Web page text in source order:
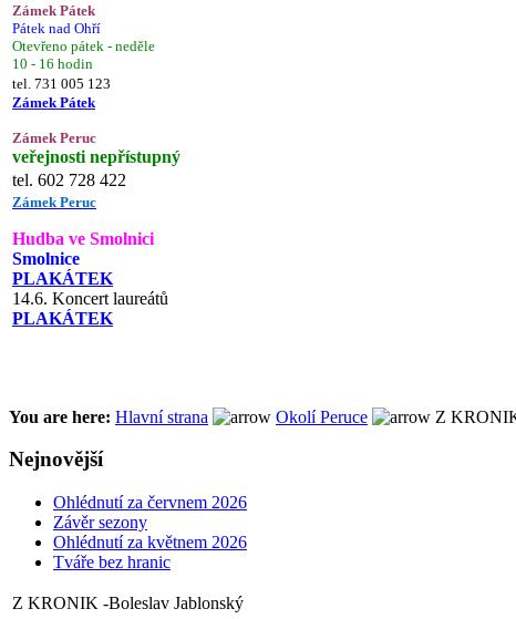
Zámek Pátek
Pátek nad Ohří
Otevřeno pátek - neděle
10 - 16 hodin
tel. 731 005 123
Zámek Pátek
Zámek Peruc
veřejnosti nepřístupný
tel. 602 728 422
Zámek Peruc
Hudba ve Smolnici
Smolnice
PLAKÁTEK
14.6. Koncert laureátů
PLAKÁTEK
You are here: Hlavní strana Okolí Peruce Z
Nejnovější
Ohlédnutí za červnem 2026
Závěr sezony
Ohlédnutí za květnem 2026
Tváře bez hranic
Z KRONIK -Boleslav Jablonský